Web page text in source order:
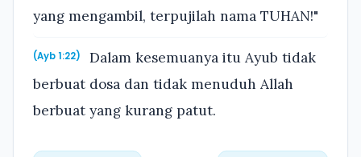
yang mengambil, terpujilah nama TUHAN!"
(Ayb 1:22)
Dalam kesemuanya itu Ayub tidak
berbuat dosa dan tidak menuduh Allah
berbuat yang kurang patut.